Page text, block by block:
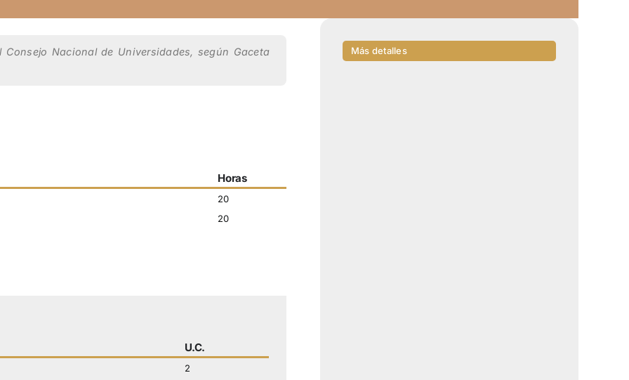
Nacional de Universidades, según Gaceta
Horas
20
20
U.C.
2
Más detalles